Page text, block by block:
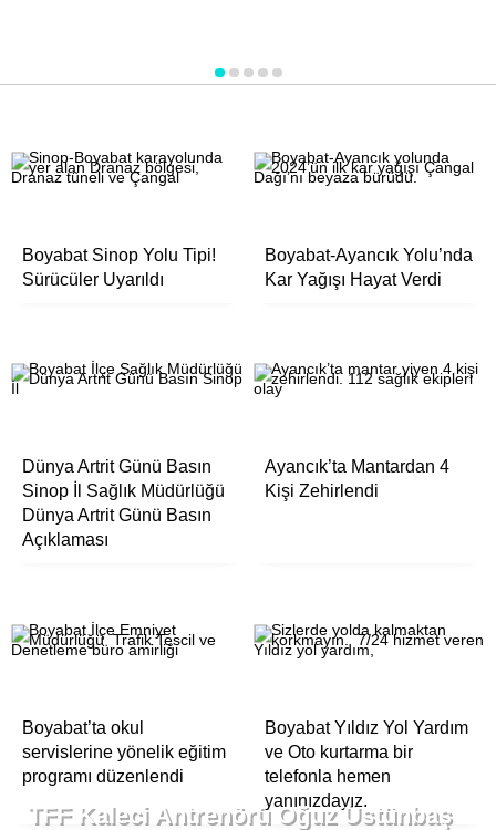
1 2 3 4 5
Boyabat Sinop Yolu Tipi!
Sürücüler Uyarıldı
Boyabat-Ayancık Yolu’nda
Kar Yağışı Hayat Verdi
Dünya Artrit Günü Basın
Sinop İl Sağlık Müdürlüğü
Dünya Artrit Günü Basın
Açıklaması
Ayancık’ta Mantardan 4
Kişi Zehirlendi
Boyabat’ta okul
servislerine yönelik eğitim
programı düzenlendi
Boyabat Yıldız Yol Yardım
ve Oto kurtarma bir
telefonla hemen
yanınızdayız.
TFF Kaleci Antrenörü Oğuz Üstünbaş